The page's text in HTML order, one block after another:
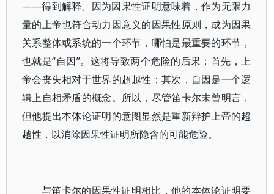
——得到解释。因为因果性证明意味着，作为无限力
量的上帝也符合动力因意义的因果性原则，成为因果
关系整体或系统的一个环节，哪怕是最重要的环节，
也就是“自因”。这将导致两个危险的后果：首先，上
帝会丧失相对于世界的超越性；其次，自因是一个逻
辑上自相矛盾的概念。所以，尽管笛卡尔未曾明言，
但他提出本体论证明的意图显然是重新辩护上帝的超
越性，以消除因果性证明所隐含的可能危险。
与笛卡尔的因果性证明相比，他的本体论证明要